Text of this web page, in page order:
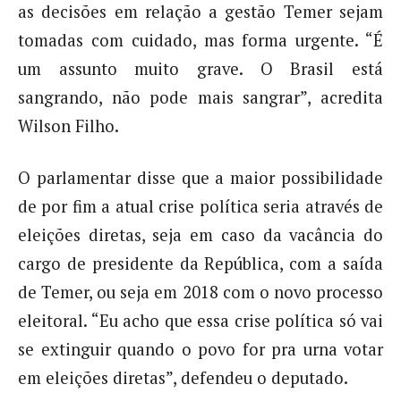
as decisões em relação a gestão Temer sejam
tomadas com cuidado, mas forma urgente. “É
um assunto muito grave. O Brasil está
sangrando, não pode mais sangrar”, acredita
Wilson Filho.
O parlamentar disse que a maior possibilidade
de por fim a atual crise política seria através de
eleições diretas, seja em caso da vacância do
cargo de presidente da República, com a saída
de Temer, ou seja em 2018 com o novo processo
eleitoral. “Eu acho que essa crise política só vai
se extinguir quando o povo for pra urna votar
em eleições diretas”, defendeu o deputado.